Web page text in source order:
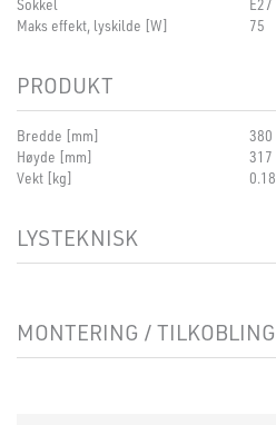
Maks effekt, lyskilde [W]
75
PRODUKT
Bredde [mm]
380
Høyde [mm]
317
Vekt [kg]
0.18
LYSTEKNISK
MONTERING / TILKOBLING